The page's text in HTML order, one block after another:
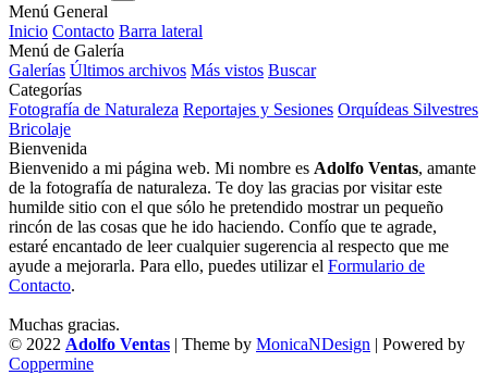
Menú General
Inicio Contacto Barra lateral
Menú de Galería
Galerías Últimos archivos Más vistos Buscar
Categorías
Fotografía de Naturaleza Reportajes y Sesiones Orquídeas Silvestres
Bricolaje
Bienvenida
Bienvenido a mi página web. Mi nombre es Adolfo Ventas, amante
de la fotografía de naturaleza. Te doy las gracias por visitar este
humilde sitio con el que sólo he pretendido mostrar un pequeño
rincón de las cosas que he ido haciendo. Confío que te agrade,
estaré encantado de leer cualquier sugerencia al respecto que me
ayude a mejorarla. Para ello, puedes utilizar el Formulario de
Contacto.
Muchas gracias.
© 2022 Adolfo Ventas | Theme by MonicaNDesign | Powered by
Coppermine